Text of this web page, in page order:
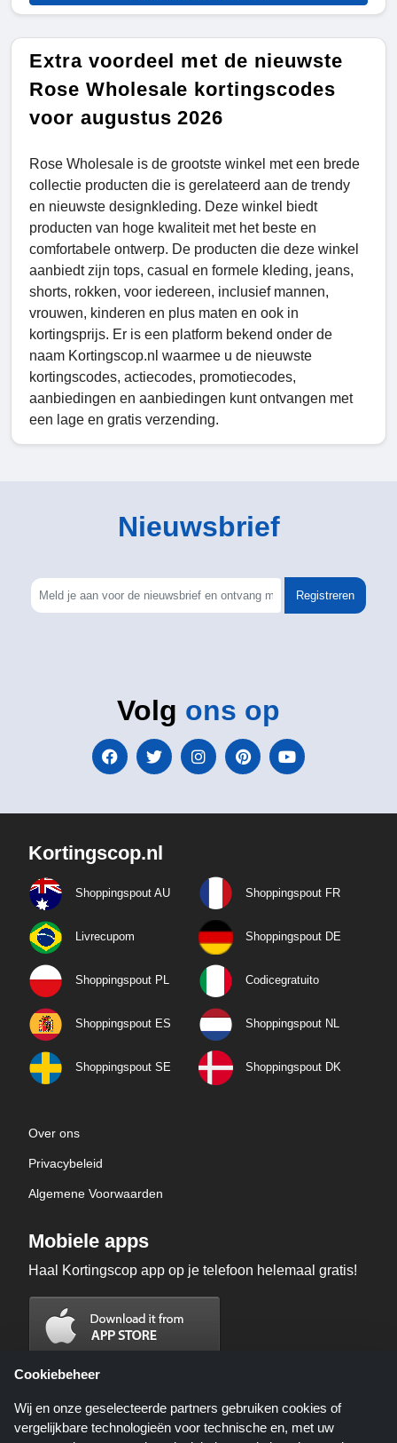
Extra voordeel met de nieuwste
Rose Wholesale kortingscodes
voor augustus 2026
Rose Wholesale is de grootste winkel met een brede
collectie producten die is gerelateerd aan de trendy
en nieuwste designkleding. Deze winkel biedt
producten van hoge kwaliteit met het beste en
comfortabele ontwerp. De producten die deze winkel
aanbiedt zijn tops, casual en formele kleding, jeans,
shorts, rokken, voor iedereen, inclusief mannen,
vrouwen, kinderen en plus maten en ook in
kortingsprijs. Er is een platform bekend onder de
naam Kortingscop.nl waarmee u de nieuwste
kortingscodes, actiecodes, promotiecodes,
aanbiedingen en aanbiedingen kunt ontvangen met
een lage en gratis verzending.
Nieuwsbrief
Registreren
Volg ons op
Kortingscop.nl
Shoppingspout AU Shoppingspout FR
Livrecupom Shoppingspout DE
Shoppingspout PL Codicegratuito
Shoppingspout ES Shoppingspout NL
Shoppingspout SE Shoppingspout DK
Over ons
Privacybeleid
Algemene Voorwaarden
Mobiele apps
Haal Kortingscop app op je telefoon helemaal gratis!
Cookiebeheer
Wij en onze geselecteerde partners gebruiken cookies of
vergelijkbare technologieën voor technische en, met uw